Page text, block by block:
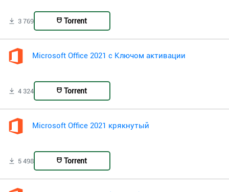
3 769 Torrent
Microsoft Office 2021 с Ключом активации
4 324 Torrent
Microsoft Office 2021 крякнутый
5 498 Torrent